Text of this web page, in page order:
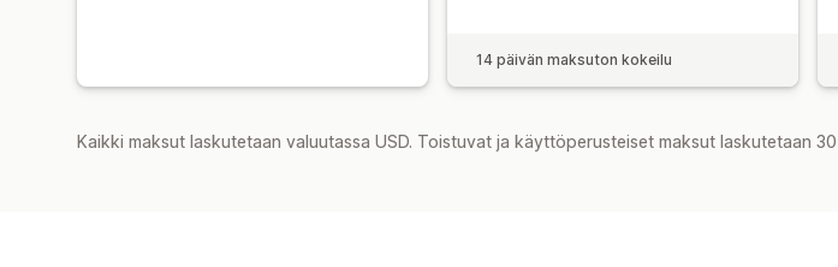
14 päivän maksuton kokeilu
Kaikki maksut laskutetaan valuutassa USD. Toistuvat ja käyttöperusteiset maksut laskutetaan